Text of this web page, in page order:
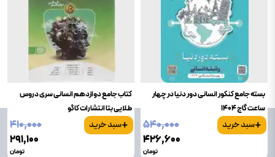
بسته جامع کنکور انسانی دور دنیا در چهار
ساعت گاج 1404
+سبد خرید
۵۴۰٬۰۰۰
۴۲۶٬۶۰۰
تومان
کتاب جامع دوازدهم انسانی سری دروس
طلایی بتا انتشارات کاگو
+سبد خرید
۴۱۰٬۰۰۰
۲۹۱٬۱۰۰
تومان